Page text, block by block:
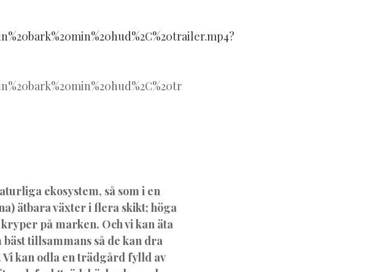
ekosystem, så som i en
ätbara växter i flera skikt; höga
på marken. Och vi kan äta
tillsammans så de kan dra
kan odla en trädgård fylld av